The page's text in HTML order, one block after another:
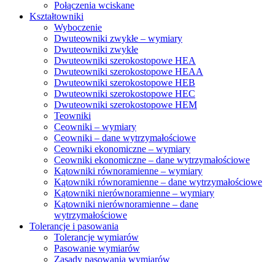
Połączenia wciskane
Kształtowniki
Wyboczenie
Dwuteowniki zwykłe – wymiary
Dwuteowniki zwykłe
Dwuteowniki szerokostopowe HEA
Dwuteowniki szerokostopowe HEAA
Dwuteowniki szerokostopowe HEB
Dwuteowniki szerokostopowe HEC
Dwuteowniki szerokostopowe HEM
Teowniki
Ceowniki – wymiary
Ceowniki – dane wytrzymałościowe
Ceowniki ekonomiczne – wymiary
Ceowniki ekonomiczne – dane wytrzymałościowe
Kątowniki równoramienne – wymiary
Kątowniki równoramienne – dane wytrzymałościowe
Kątowniki nierównoramienne – wymiary
Kątowniki nierównoramienne – dane
wytrzymałościowe
Tolerancje i pasowania
Tolerancje wymiarów
Pasowanie wymiarów
Zasady pasowania wymiarów